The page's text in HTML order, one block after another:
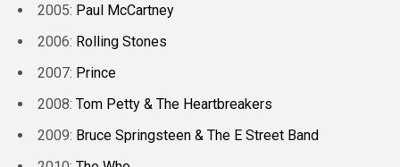
2005: Paul McCartney
2006: Rolling Stones
2007: Prince
2008: Tom Petty & The Heartbreakers
2009: Bruce Springsteen & The E Street Band